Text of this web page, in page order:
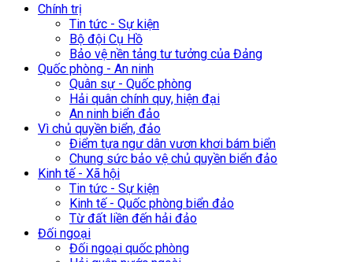
Chính trị
Tin tức - Sự kiện
Bộ đội Cụ Hồ
Bảo vệ nền tảng tư tưởng của Đảng
Quốc phòng - An ninh
Quân sự - Quốc phòng
Hải quân chính quy, hiện đại
An ninh biển đảo
Vì chủ quyền biển, đảo
Điểm tựa ngư dân vươn khơi bám biển
Chung sức bảo vệ chủ quyền biển đảo
Kinh tế - Xã hội
Tin tức - Sự kiện
Kinh tế - Quốc phòng biển đảo
Từ đất liền đến hải đảo
Đối ngoại
Đối ngoại quốc phòng